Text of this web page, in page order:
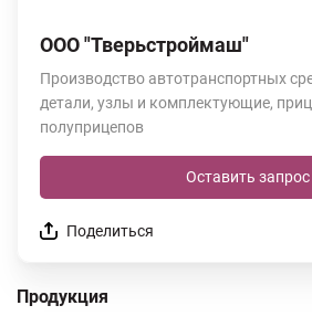
Продукция
ООО "Тверьстроймаш"
Производство автотранспортных
детали, узлы и комплектующие,
полуприцепов
Оставить запрос
Поделиться